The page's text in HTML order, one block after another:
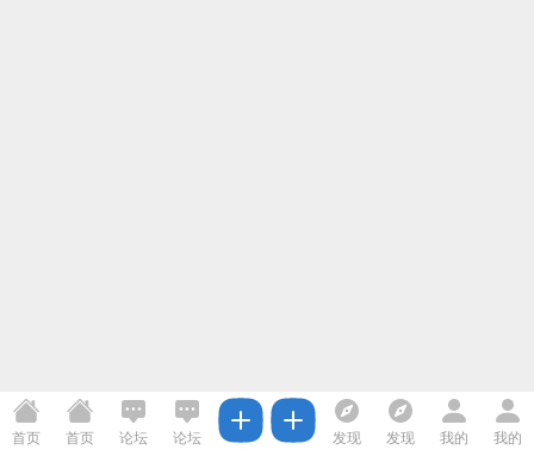
首页 首页 论坛 论坛 发现 发现 我的 我的